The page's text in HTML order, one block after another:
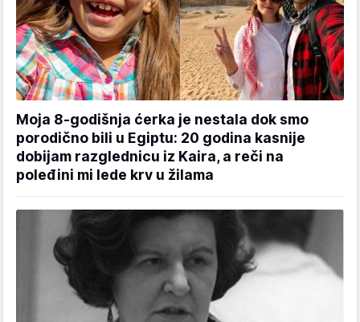
Moja 8-godišnja ćerka je nestala dok smo
porodično bili u Egiptu: 20 godina kasnije
dobijam razglednicu iz Kaira, a reči na
poleđini mi lede krv u žilama